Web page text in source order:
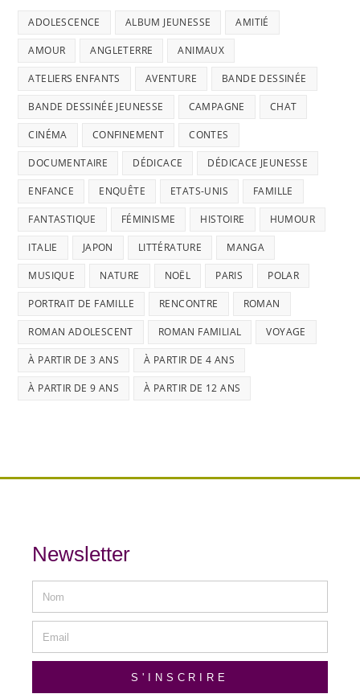
ADOLESCENCE ALBUM JEUNESSE AMITIÉ
AMOUR ANGLETERRE ANIMAUX
ATELIERS ENFANTS AVENTURE BANDE DESSINÉE
BANDE DESSINÉE JEUNESSE CAMPAGNE CHAT
CINÉMA CONFINEMENT CONTES
DOCUMENTAIRE DÉDICACE DÉDICACE JEUNESSE
ENFANCE ENQUÊTE ETATS-UNIS FAMILLE
FANTASTIQUE FÉMINISME HISTOIRE HUMOUR
ITALIE JAPON LITTÉRATURE MANGA
MUSIQUE NATURE NOËL PARIS POLAR
PORTRAIT DE FAMILLE RENCONTRE ROMAN
ROMAN ADOLESCENT ROMAN FAMILIAL VOYAGE
À PARTIR DE 3 ANS À PARTIR DE 4 ANS
À PARTIR DE 9 ANS À PARTIR DE 12 ANS
Newsletter
S'INSCRIRE